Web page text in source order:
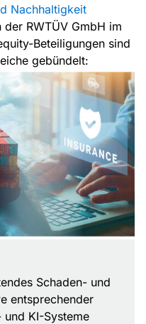
Nachhaltigkeit
RWTÜV GmbH im
Beteiligungen sind
gebündelt:
Schaden- und
entsprechender
KI-Systeme